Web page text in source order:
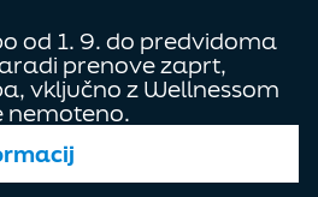
od 1. 9. do predvidoma
prenove zaprt,
vključno z Wellnessom
nemoteno.